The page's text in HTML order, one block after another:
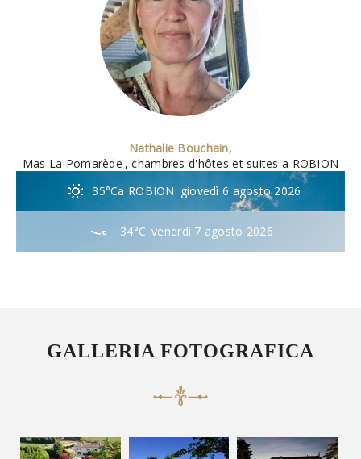
Nathalie Bouchain,
Mas La Pomarède , chambres d'hôtes et suites a ROBION
35°Ca ROBION giovedì 6 agosto 2026
34°C venerdì 7 agosto 2026
GALLERIA FOTOGRAFICA